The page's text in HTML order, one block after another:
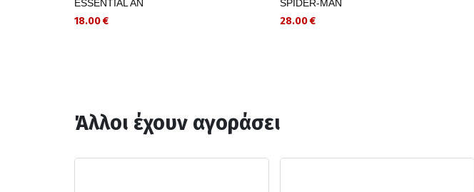
ESSENTIAL AN
18.00 €
SPIDER-MAN
28.00 €
Άλλοι έχουν αγοράσει